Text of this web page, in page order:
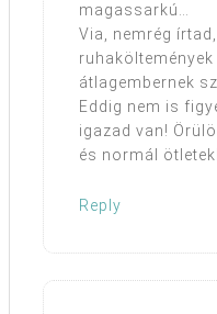
magassarkú…
Via, nemrég
átlagembernek
Eddig nem is
igazad van!
és normál
Reply